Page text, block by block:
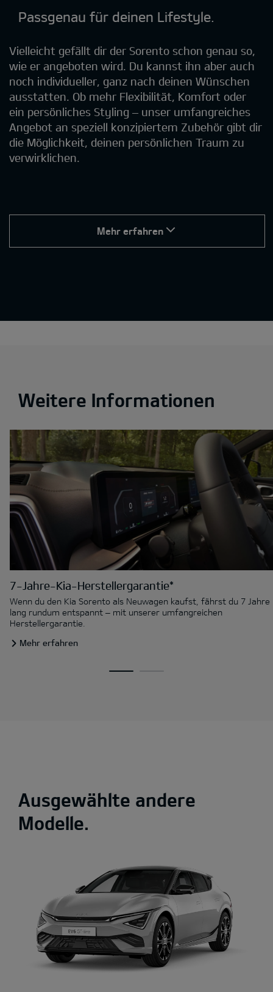
Passgenau für deinen Lifestyle.
Vielleicht gefällt dir der Sorento schon genau so,
wie er angeboten wird. Du kannst ihn aber auch
noch individueller, ganz nach deinen Wünschen
ausstatten. Ob mehr Flexibilität, Komfort oder
ein persönliches Styling – unser umfangreiches
Angebot an speziell konzipiertem Zubehör gibt dir
die Möglichkeit, deinen persönlichen Traum zu
verwirklichen.
Mehr erfahren
Weitere Informationen
7-Jahre-Kia-Herstellergarantie*
Wenn du den Kia Sorento als Neuwagen kaufst, fährst du 7 Jahre
lang rundum entspannt – mit unserer umfangreichen
Herstellergarantie.
Mehr erfahren
Ausgewählte andere
Modelle.